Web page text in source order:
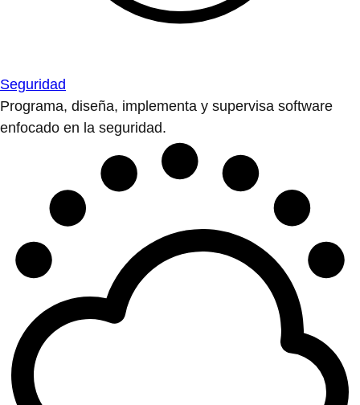
Seguridad
Programa, diseña, implementa y supervisa software
enfocado en la seguridad.